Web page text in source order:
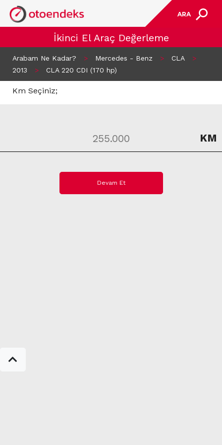
ARA
İkinci El Araç Değerleme
Arabam Ne Kadar? > Mercedes - Benz > CLA
>
2013
> CLA 220 CDI (170 hp)
Km Seçiniz;
KM
Devam Et